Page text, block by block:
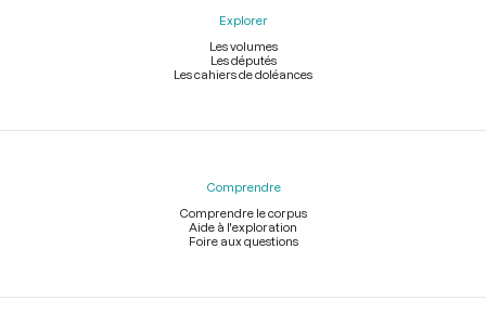
Explorer
Les volumes
Les députés
Les cahiers de doléances
Comprendre
Comprendre le corpus
Aide à l'exploration
Foire aux questions